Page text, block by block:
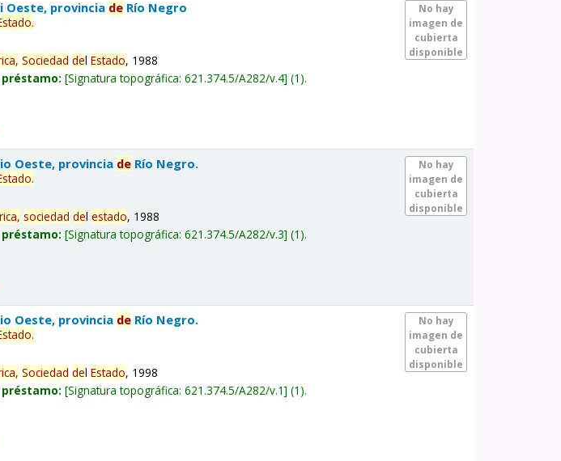
No hay
imagen de
cubierta
disponible
Oeste, provincia de Río Negro
.
Sociedad delEstado, 1988
préstamo: Signatura topográfica:621.374.5/A282/v.4 (1).
No hay
imagen de
cubierta
disponible
Oeste, provincia de Río Negro.
.
sociedad delestado, 1988
préstamo: Signatura topográfica:621.374.5/A282/v.3 (1).
No hay
imagen de
cubierta
disponible
Oeste, provincia de Río Negro.
.
Sociedad delEstado, 1998
préstamo: Signatura topográfica:621.374.5/A282/v.1 (1).